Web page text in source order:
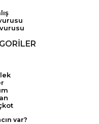
var?